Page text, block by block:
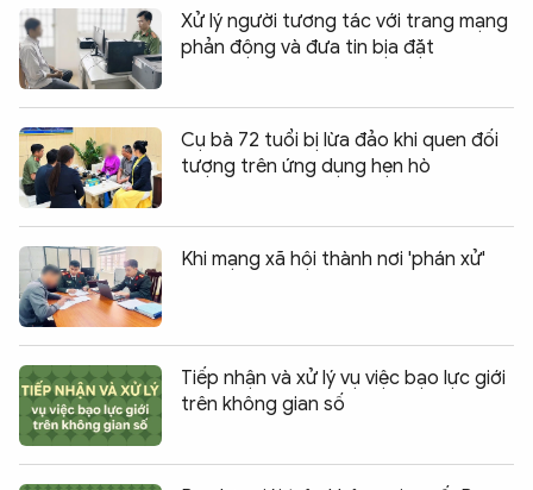
Xử lý người tương tác với trang mạng
phản động và đưa tin bịa đặt
Cụ bà 72 tuổi bị lừa đảo khi quen đối
tượng trên ứng dụng hẹn hò
Khi mạng xã hội thành nơi 'phán xử'
Tiếp nhận và xử lý vụ việc bạo lực giới
trên không gian số